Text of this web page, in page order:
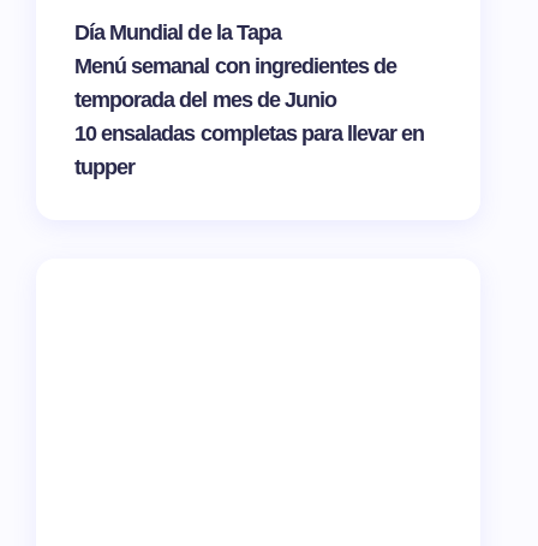
Día Mundial de la Tapa
Menú semanal con ingredientes de
temporada del mes de Junio
10 ensaladas completas para llevar en
tupper